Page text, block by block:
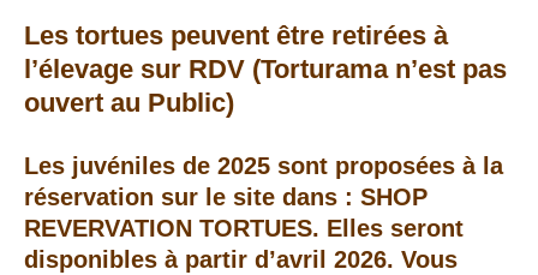
Les tortues peuvent être retirées à
l’élevage sur RDV (Torturama n’est pas
ouvert au Public)
Les juvéniles de 2025 sont proposées à la
réservation sur le site dans : SHOP
REVERVATION TORTUES. Elles seront
disponibles à partir d’avril 2026. Vous